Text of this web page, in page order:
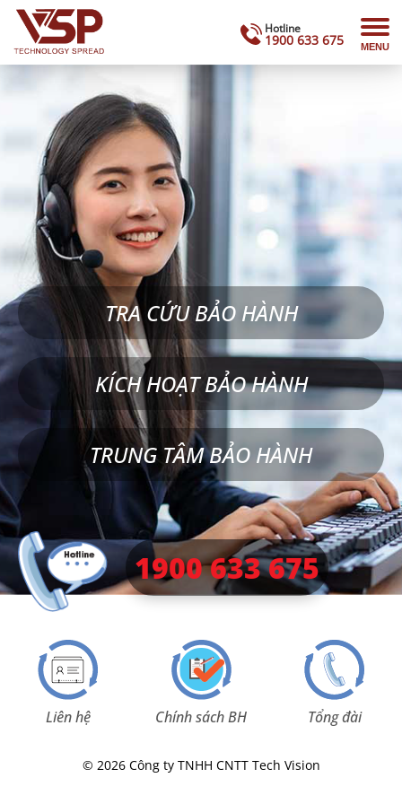
Hotline
1900 633 675 MENU
TRA CỨU BẢO HÀNH
KÍCH HOẠT BẢO HÀNH
TRUNG TÂM BẢO HÀNH
1900 633 675
Liên hệ Chính sách BH Tổng đài
© 2026 Công ty TNHH CNTT Tech Vision